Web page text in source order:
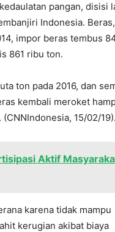
pangan, disisi
Indonesia. Beras,
impor beras tembus
861 ribu ton.
ton pada 2016, dan
kembali meroket
15/02/19).
Aktif
karena tidak mampu
kerugian akibat biaya